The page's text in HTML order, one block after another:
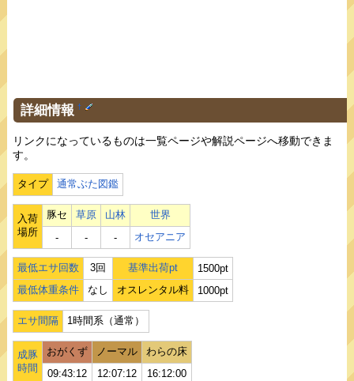
詳細情報 †
リンクになっているものは一覧ページや解説ページへ移動できま
す。
タイプ 通常ぶた図鑑
入荷
場所
豚セ 草原 山林
世界
‐
‐ ‐ オセアニア
最低エサ回数 3回 基準出荷pt
1500pt
最低体重条件
なし オスレンタル料 1000pt
エサ間隔 1時間系（通常）
成豚
時間
おがくず ノーマル
わらの床
09:43:12
12:07:12 16:12:00